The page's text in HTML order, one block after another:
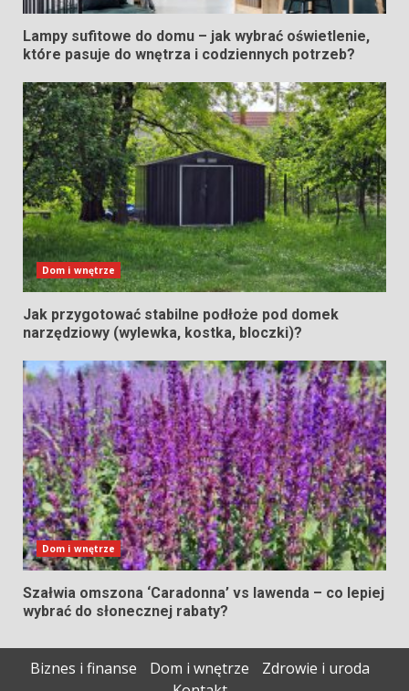
Lampy sufitowe do domu – jak wybrać oświetlenie,
które pasuje do wnętrza i codziennych potrzeb?
Dom i wnętrze
Jak przygotować stabilne podłoże pod domek
narzędziowy (wylewka, kostka, bloczki)?
Dom i wnętrze
Szałwia omszona ‘Caradonna’ vs lawenda – co lepiej
wybrać do słonecznej rabaty?
Biznes i finanse Dom i wnętrze
Zdrowie i uroda